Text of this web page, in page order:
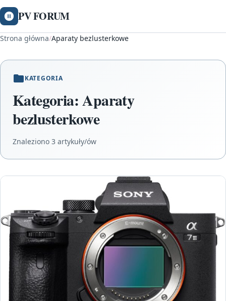
PV FORUM
Strona główna/Aparaty bezlusterkowe
KATEGORIA
Kategoria:Aparaty
bezlusterkowe
Znaleziono 3 artykuły/ów